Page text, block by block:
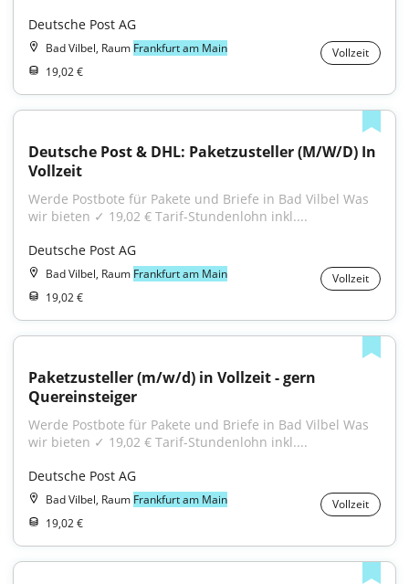
Deutsche Post AG
Bad Vilbel, Raum Frankfurt am Main
Vollzeit
19,02 €
Deutsche Post & DHL: Paketzusteller (M/W/D) In
Vollzeit
Werde Postbote für Pakete und Briefe in Bad Vilbel Was
wir bieten ✓ 19,02 € Tarif-Stundenlohn inkl....
Deutsche Post AG
Bad Vilbel, Raum Frankfurt am Main
Vollzeit
19,02 €
Paketzusteller (m/w/d) in Vollzeit - gern
Quereinsteiger
Werde Postbote für Pakete und Briefe in Bad Vilbel Was
wir bieten ✓ 19,02 € Tarif-Stundenlohn inkl....
Deutsche Post AG
Bad Vilbel, Raum Frankfurt am Main
Vollzeit
19,02 €